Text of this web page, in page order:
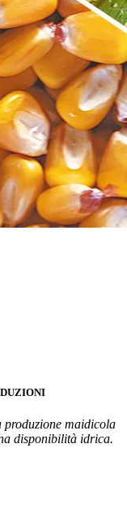
produzione maidicola
disponibilità idrica.